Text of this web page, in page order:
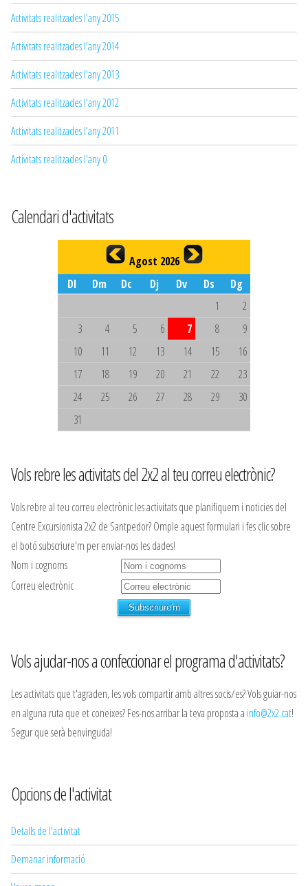
Activitats realitzades l'any 2015
Activitats realitzades l'any 2014
Activitats realitzades l'any 2013
Activitats realitzades l'any 2012
Activitats realitzades l'any 2011
Activitats realitzades l'any 0
Calendari d'activitats
Agost 2026
Dl
Dm Dc Dj Dv Ds
Dg
1
2
3
4 5 6 7 8
9
10
11 12 13 14 15
16
17
18 19 20 21 22
23
24
25 26 27 28 29
30
31
Vols rebre les activitats del 2x2 al teu correu electrònic?
Vols rebre al teu correu electrònic les activitats que planifiquem i noticies del
Centre Excursionista 2x2 de Santpedor? Omple aquest formulari i fes clic sobre
el botó subscriure'm per enviar-nos les dades!
Nom i cognoms
Correu electrònic
Vols ajudar-nos a confeccionar el programa d'activitats?
Les activitats que t'agraden, les vols compartir amb altres socis/es? Vols guiar-nos
en alguna ruta que et coneixes? Fes-nos arribar la teva proposta a info@2x2.cat!
Segur que serà benvinguda!
Opcions de l'activitat
Detalls de l'activitat
Demanar informació